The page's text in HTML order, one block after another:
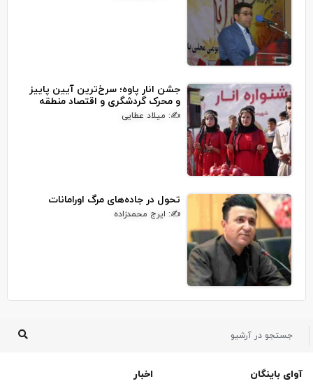
جشن انار پاوه؛ سرخ‌ترین آیین پاییز
و محرک گردشگری و اقتصاد منطقه
✍: میلاد عطایی
تحول در جاده‌های مرگ اورامانات
✍: ایرج محمدزاده
آوای باینگان اخبار